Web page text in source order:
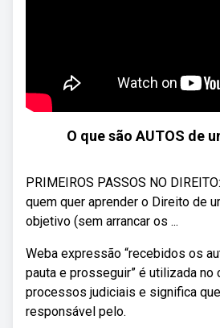
O que são AUTOS de
PRIMEIROS PASSOS NO
quem quer aprender o Direito de
objetivo (sem arrancar os ...
Weba expressão “recebidos os
pauta e prosseguir” é utilizada no
processos judiciais e significa
responsável pelo.